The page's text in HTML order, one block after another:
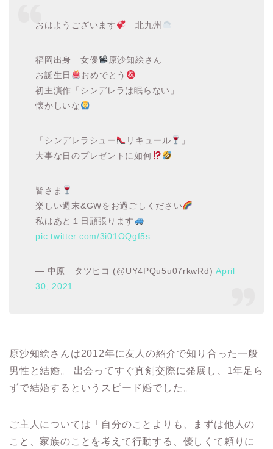
おはようございます 北九州
福岡出身 女優
原沙知絵さん
お誕生日
おめでとう
初主演作「シンデレラは眠らない」
懐かしいな
「シンデレラシュー リキュール
」
大事な日のプレゼントに如何
皆さま
楽しい週末&GWをお過ごしください
私はあと１日頑張ります
pic.twitter.com/3i01OQgf5s
— 中原 タツヒコ (@UY4PQu5u07rkwRd)April
30, 2021
原沙知絵さんは2012年に友人の紹介で知り合った一般
男性と結婚。 出会ってすぐ真剣交際に発展し、1年足ら
ずで結婚するというスピード婚でした。
ご主人については「自分のことよりも、まずは他人の
こと、家族のことを考えて行動する、優しくて頼りに